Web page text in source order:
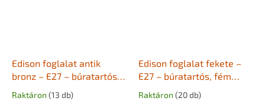
Edison foglalat antik
bronz – E27 – búratartós,
fém burkolattal
Raktáron (13 db)
Edison foglalat fekete –
E27 – búratartós, fém
burkolattal
Raktáron (20 db)